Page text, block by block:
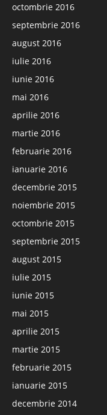
octombrie 2016
septembrie 2016
august 2016
iulie 2016
iunie 2016
mai 2016
aprilie 2016
martie 2016
februarie 2016
ianuarie 2016
decembrie 2015
noiembrie 2015
octombrie 2015
septembrie 2015
august 2015
iulie 2015
iunie 2015
mai 2015
aprilie 2015
martie 2015
februarie 2015
ianuarie 2015
decembrie 2014